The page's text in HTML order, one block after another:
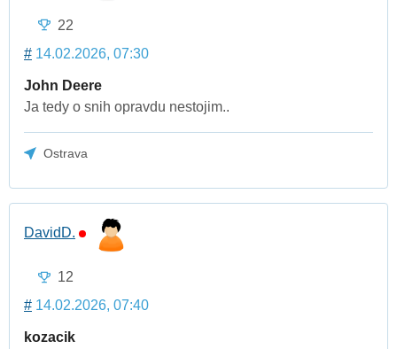
22
# 14.02.2026, 07:30
John Deere
Ja tedy o snih opravdu nestojim..
Ostrava
DavidD.
12
# 14.02.2026, 07:40
kozacik